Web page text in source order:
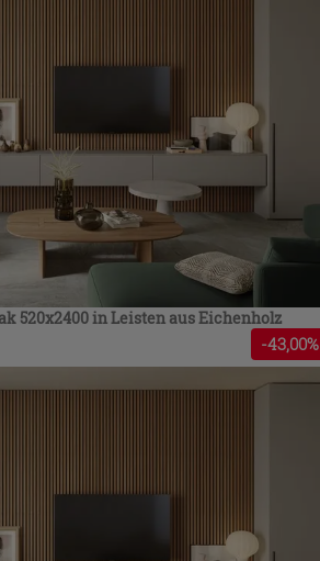
520x2400 in Leisten aus Eichenholz
-43,00%